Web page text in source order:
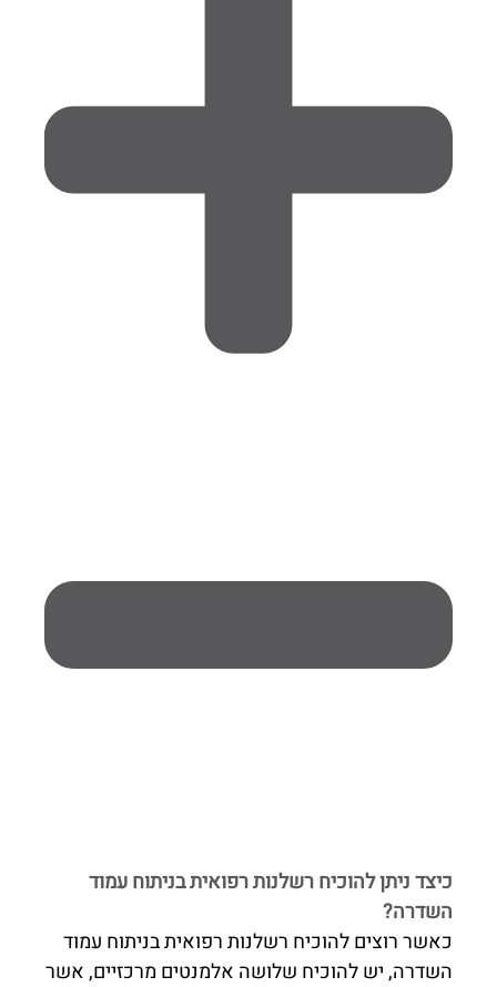
כיצד ניתן להוכיח רשלנות רפואית בניתוח עמוד
השדרה?
כאשר רוצים להוכיח רשלנות רפואית בניתוח עמוד
השדרה, יש להוכיח שלושה אלמנטים מרכזיים, אשר